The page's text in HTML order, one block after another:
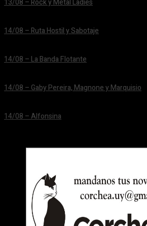
13/08 – Rock y Metal Ladies
14/08 – Ruta Hostil y Sabotaje
14/08 – La Banda Flotante
14/08 – Gaby Pereira, Magnone y Marquisio
14/08 – Alfonsina